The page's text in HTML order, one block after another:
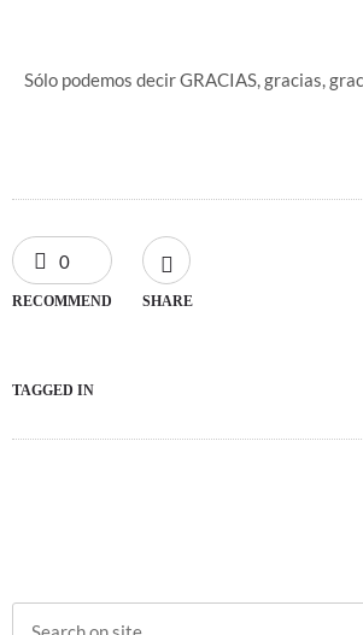
Sólo podemos decir GRACIAS, gracias,
0
RECOMMEND SHARE
TAGGED IN